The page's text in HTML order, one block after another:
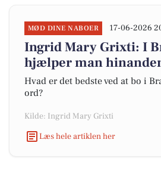
MØD DINE NABOER 17-06-2026
Ingrid Mary Grixti: I
hjælper man
Hvad er det bedste ved at bo i
ord?
Kilde: Ingrid Mary Grixti
Læs hele artiklen her